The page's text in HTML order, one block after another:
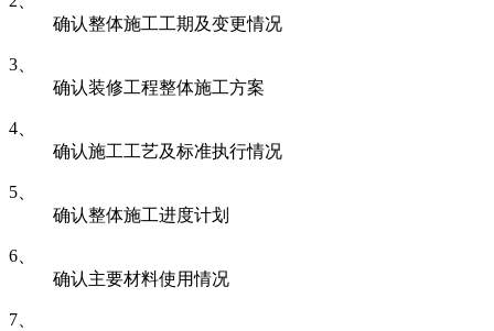
确认整体施工工期及变更情况
3、
确认装修工程整体施工方案
4、
确认施工工艺及标准执行情况
5、
确认整体施工进度计划
6、
确认主要材料使用情况
7、